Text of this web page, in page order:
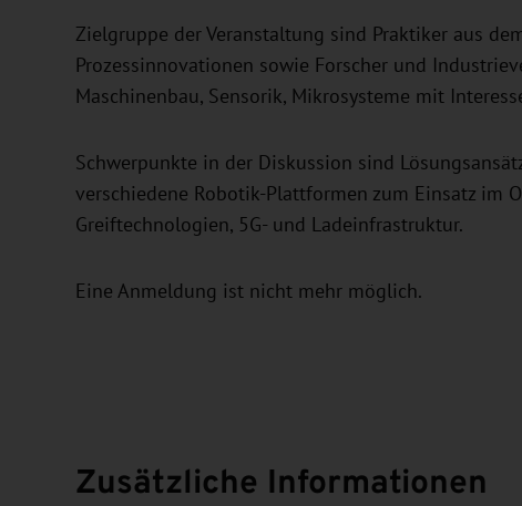
Zielgruppe der Veranstaltung sind Praktiker aus
Prozessinnovationen sowie Forscher und
Maschinenbau, Sensorik, Mikrosysteme mit
Schwerpunkte in der Diskussion sind
verschiedene Robotik-Plattformen zum Einsatz im
Greiftechnologien, 5G- und Ladeinfrastruktur.
Eine Anmeldung ist nicht mehr möglich.
Zusätzliche Informationen